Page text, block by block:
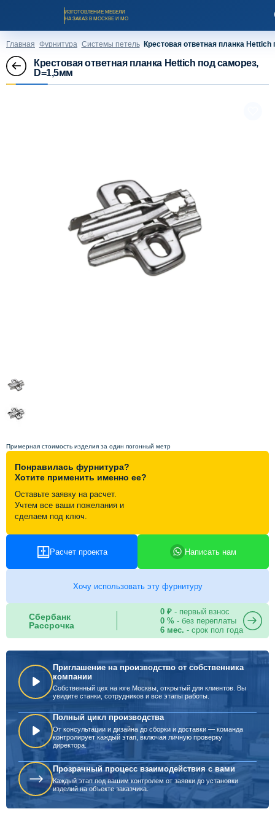
ИЗГОТОВЛЕНИЕ МЕБЕЛИ
НА ЗАКАЗ В МОСКВЕ И МО
Оплата и доставка
Рассрочка и кредит
Контакты
Главная Фурнитура Системы петель Крестовая ответная планка
Крестовая ответная планка Hettich под саморез,
D=1,5мм
Примерная стоимость изделия за один погонный метр
Понравилась фурнитура?
Хотите применить именно ее?
Оставьте заявку на расчет.
Учтем все ваши пожелания и
сделаем под ключ.
Расчет проекта Написать нам
Хочу использовать эту фурнитуру
Сбербанк
Рассрочка
0 ₽- первый взнос
0 %- без переплаты
6 мес. - срок пол года
Приглашение на производство от собственника
компании
Собственный цех на юге Москвы, открытый для клиентов. Вы
увидите станки, сотрудников и все этапы работы.
Полный цикл производства
От консультации и дизайна до сборки и доставки — команда
контролирует каждый этап, включая личную проверку
директора.
Прозрачный процесс взаимодействия с вами
Каждый этап под вашим контролем от заявки до установки
изделий на объекте заказчика.